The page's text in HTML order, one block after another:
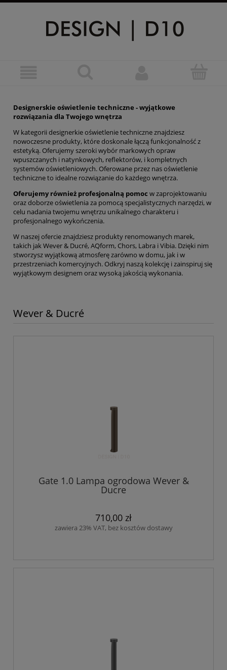
Designerskie oświetlenie techniczne - wyjątkowe
rozwiązania dla Twojego wnętrza
W kategorii designerkie oświetlenie techniczne znajdziesz
nowoczesne produkty, które doskonale łączą funkcjonalność z
estetyką. Oferujemy szeroki wybór markowych opraw
wpuszczanych i natynkowych, reflektorów, i kompletnych
systemów oświetleniowych. Oferowane przez nas oświetlenie
techniczne to idealne rozwiązanie do każdego wnętrza.
Oferujemy również profesjonalną pomoc w zaprojektowaniu
oraz doborze oświetlenia za pomocą specjalistycznych narzędzi, w
celu nadania twojemu wnętrzu unikalnego charakteru i
profesjonalnego wykończenia.
W naszej ofercie znajdziesz produkty renomowanych marek,
takich jak Wever & Ducré, AQform, Chors, Labra i Vibia. Dzięki nim
stworzysz wyjątkową atmosferę zarówno w domu, jak i w
przestrzeniach komercyjnych. Odkryj naszą kolekcję i zainspiruj się
wyjątkowym designem oraz wysoką jakością wykonania.
Wever & Ducré
Gate 1.0 Lampa ogrodowa Wever &
Ducre
710,00 zł
zawiera 23% VAT, bez kosztów dostawy